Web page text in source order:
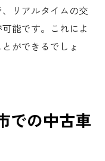
リアルタイムの交
能です。これによ
ができるでしょ
での中古車